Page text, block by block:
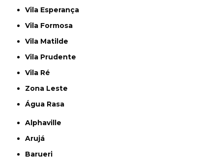
Vila Esperança
Vila Formosa
Vila Matilde
Vila Prudente
Vila Ré
Zona Leste
Água Rasa
Alphaville
Arujá
Barueri